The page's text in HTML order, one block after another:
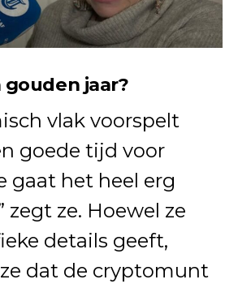
gouden jaar?
vlak voorspelt
goede tijd voor
gaat het heel erg
zegt ze. Hoewel ze
details geeft,
dat de cryptomunt